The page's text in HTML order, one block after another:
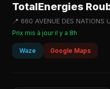
TotalEnergies
📍 660 AVENUE DES
Prix mis à jour il y a 8h
Waze Google Maps